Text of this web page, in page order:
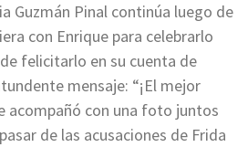
Guzmán Pinal continúa luego de
con Enrique para celebrarlo
felicitarlo en su cuenta de
mensaje: “¡El mejor
acompañó con una foto juntos
de las acusaciones de Frida